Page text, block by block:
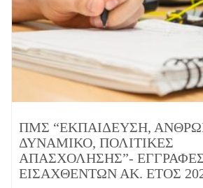
ΠΜΣ “ΕΚΠΑΊΔΕΥΣΗ,
ΔΥΝΑΜΙΚΌ, ΠΟΛΙΤΙΚΈΣ
ΑΠΑΣΧΌΛΗΣΗΣ”-
ΕΙΣΑΧΘΕΝΤΩΝ ΑΚ. ΈΤΟΣ